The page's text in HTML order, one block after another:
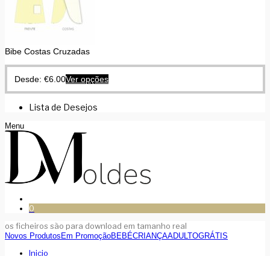
Bibe Costas Cruzadas
Desde: €6.00Ver opções
Lista de Desejos
Menu
0
os ficheiros são para download em tamanho real
Novos Produtos Em PromoçãoBEBÉCRIANÇAADULTOGRÁTIS
Inicio